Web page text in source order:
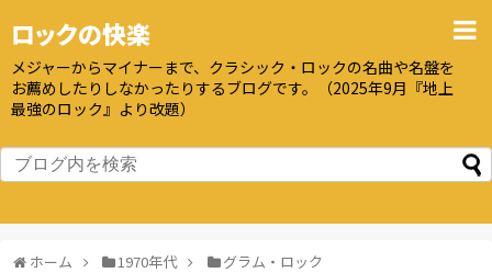
ロックの快楽
メジャーからマイナーまで、クラシック・ロックの名曲や名盤を
お薦めしたりしなかったりするブログです。（2025年9月『地上
最強のロック』より改題）
ホーム 1970年代 グラム・ロック